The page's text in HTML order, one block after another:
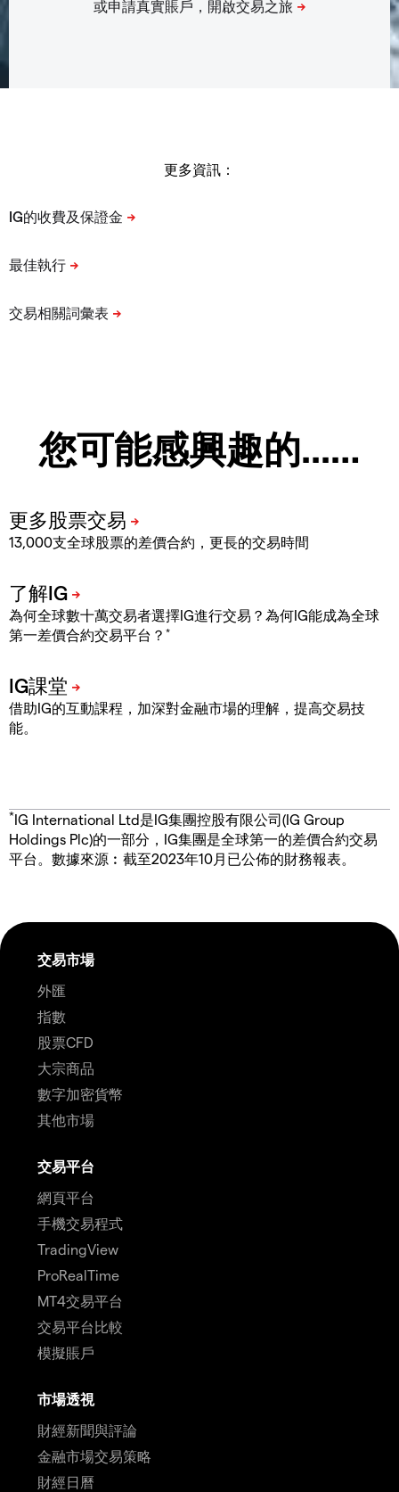
更多資訊：
您可能感興趣的...…
13,000支全球股票的差價合約，更長的交易時間
為何全球數十萬交易者選擇IG進行交易？為何IG能成為全球
第一差價合約交易平台？ *
借助IG的互動課程，加深對金融市場的理解，提高交易技
能。
*IG International Ltd是IG集團控股有限公司(IG Group
Holdings Plc)的一部分，IG集團是全球第一的差價合約交易
平台。數據來源︰截至2023年10月已公佈的財務報表。
交易市場
外匯
指數
股票CFD
大宗商品
數字加密貨幣
其他市場
交易平台
網頁平台
手機交易程式
TradingView
ProRealTime
MT4交易平台
交易平台比較
模擬賬戶
市場透視
財經新聞與評論
金融市場交易策略
財經日曆